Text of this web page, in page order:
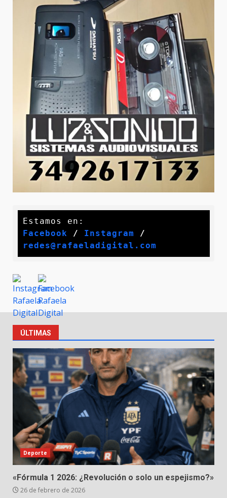
Facebook / Instagram /
redes@rafaeladigital.com
ÚLTIMAS
Deporte
«Fórmula 1 2026: ¿Revolución o solo un espejismo?»
26 de febrero de 2026